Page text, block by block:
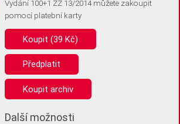
webu nepotřebujeme ukládat žádné informace
bychom vás ale požádali o souhlas s
že se jedná o stejné zařízení, a
Vydání 100+1 ZZ 13/2014 můžete zakoupit
pomocí platební karty
Koupit (39 Kč)
Předplatit
Koupit archiv
Další možnosti